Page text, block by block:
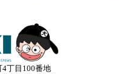
丁目100番地